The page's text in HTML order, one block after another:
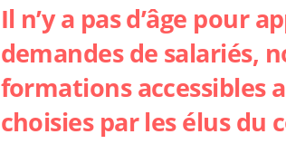
Il n’y a pas d’âge pour
demandes de salariés,
formations accessibles
choisies par les élus du